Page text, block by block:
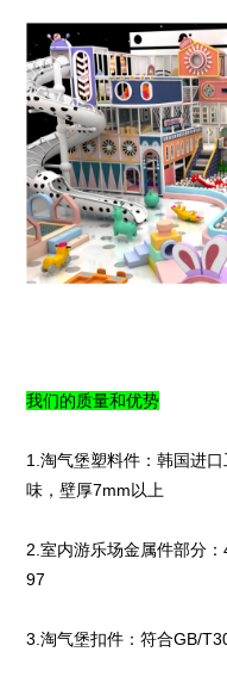
我们的质量和优势
1.淘气堡塑料件：韩国进
味，壁厚7mm以上
2.室内游乐场金属件部分
97
3.淘气堡扣件：符合GB/